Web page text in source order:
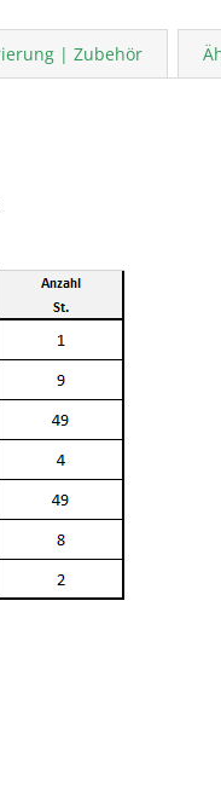
| Zubehör